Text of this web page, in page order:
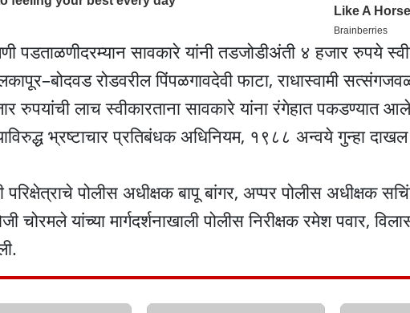
पडताळणीदरम्यान सावकारे यांनी तडजोडीअंती ४ हजार रुपये
रोडवरील पिंपळगावदेवी फाटा, राधास्वामी
रुपयांची लाच स्वीकारताना सावकारे यांना रंगेहात पकडण्यात
भ्रष्टाचार प्रतिबंधक अधिनियम, १९८८ अन्वये गुन्हा
परिक्षेत्राचे पोलीस अधीक्षक बापू बांगर, अप्पर पोलीस अधीक्षक
चोरमले यांच्या मार्गदर्शनाखाली पोलीस निरीक्षक रमेश पवार,